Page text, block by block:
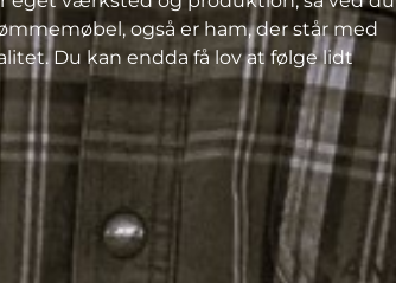
også er ham, der står med
Du kan endda få lov at følge lidt